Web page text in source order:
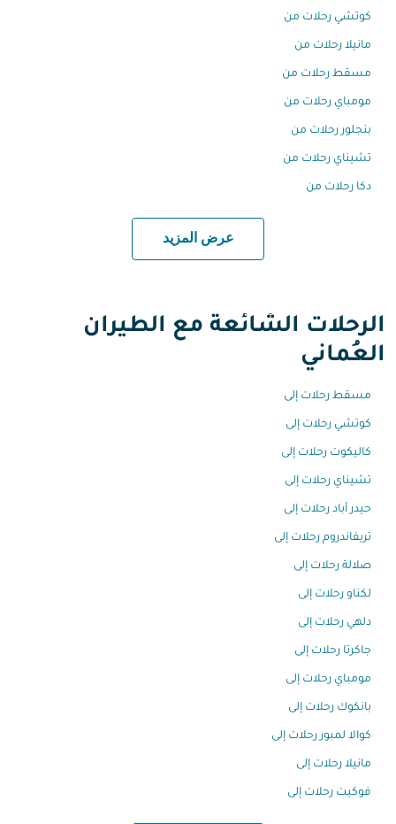
كوتشي رحلات من
مانيلا رحلات من
مسقط رحلات من
مومباي رحلات من
بنجلور رحلات من
تشيناي رحلات من
دكا رحلات من
عرض المزيد
الرحلات الشائعة مع الطيران
العُماني
مسقط رحلات إلى
كوتشي رحلات إلى
كاليكوت رحلات إلى
تشيناي رحلات إلى
حيدر أباد رحلات إلى
تريفاندروم رحلات إلى
صلالة رحلات إلى
لكناو رحلات إلى
دلهي رحلات إلى
جاكرتا رحلات إلى
مومباي رحلات إلى
بانكوك رحلات إلى
كوالا لمبور رحلات إلى
مانيلا رحلات إلى
فوكيت رحلات إلى